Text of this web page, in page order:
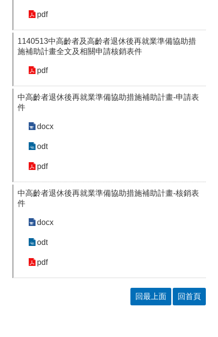
pdf
1140513中高齡者及高齡者退休後再就業準備協助措
施補助計畫全文及相關申請核銷表件
pdf
中高齡者退休後再就業準備協助措施補助計畫-申請表
件
docx
odt
pdf
中高齡者退休後再就業準備協助措施補助計畫-核銷表
件
docx
odt
pdf
回最上面 回首頁